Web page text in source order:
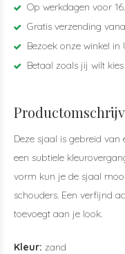
Op werkdagen voor
Gratis verzending
Bezoek onze winkel in
Betaal zoals jij wilt
Deze sjaal is gebreid
een subtiele
vorm kun je de sjaal
schouders. Een verfijnd
toevoegt aan je look.
Kleur: zand